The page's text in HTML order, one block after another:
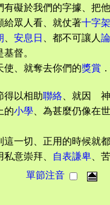
礙於我們的字據、把
給眾人看、就仗著十字架
安息日 、都不可讓人
基督。
使、就奪去你們的獎賞
得以相助聯絡 、就因 神
的小學 、為甚麼仍像在
這一切、正用的時候就都
意崇拜、 自表謙卑 、
單節注音